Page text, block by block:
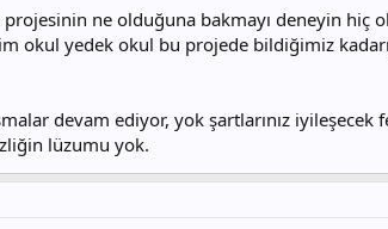
ne olduğuna bakmayı deneyin
okul yedek okul bu projede bildiğimiz
devam ediyor, yok şartlarınız
lüzumu yok.